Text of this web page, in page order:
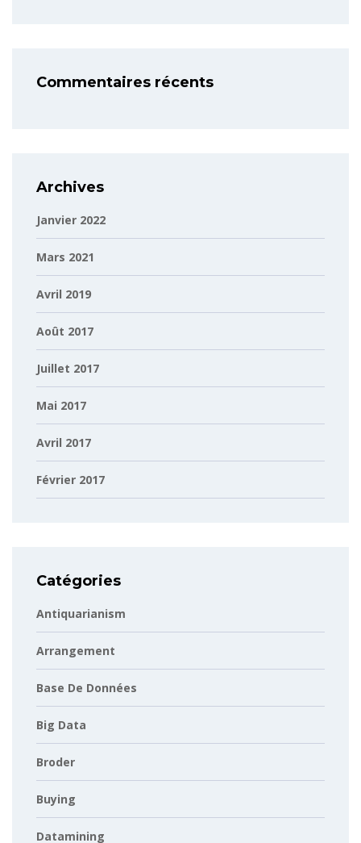
Commentaires récents
Archives
Janvier 2022
Mars 2021
Avril 2019
Août 2017
Juillet 2017
Mai 2017
Avril 2017
Février 2017
Catégories
Antiquarianism
Arrangement
Base De Données
Big Data
Broder
Buying
Datamining